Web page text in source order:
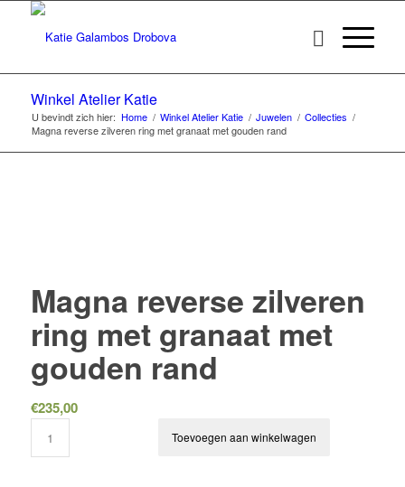
Winkel Atelier Katie
U bevindt zich hier: Home / Winkel Atelier Katie / Juwelen / Collecties /
Magna reverse zilveren ring met granaat met gouden rand
Magna reverse zilveren
ring met granaat met
gouden rand
€235,00
Toevoegen aan winkelwagen